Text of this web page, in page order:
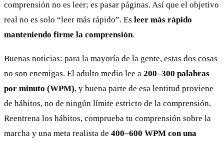
comprensión no es leer; es pasar páginas. Así que el objetivo
real no es solo “leer más rápido”. Es leer más rápido
manteniendo firme la comprensión.
Buenas noticias: para la mayoría de la gente, estas dos cosas
no son enemigas. El adulto medio lee a 200–300 palabras
por minuto (WPM), y buena parte de esa lentitud proviene
de hábitos, no de ningún límite estricto de la comprensión.
Reentrena los hábitos, comprueba tu comprensión sobre la
marcha y una meta realista de 400–600 WPM con una